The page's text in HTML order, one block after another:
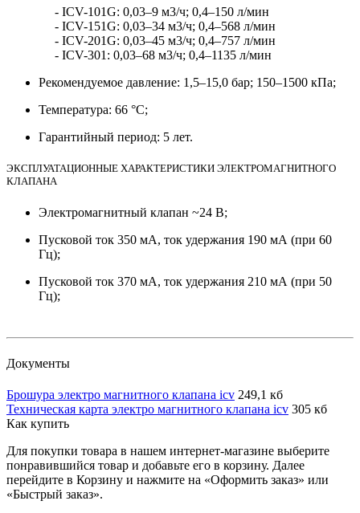
- ICV-101G: 0,03–9 м3/ч; 0,4–150 л/мин
- ICV-151G: 0,03–34 м3/ч; 0,4–568 л/мин
- ICV-201G: 0,03–45 м3/ч; 0,4–757 л/мин
- ICV-301: 0,03–68 м3/ч; 0,4–1135 л/мин
Рекомендуемое давление: 1,5–15,0 бар; 150–1500 кПа;
Температура: 66 °C;
Гарантийный период: 5 лет.
ЭКСПЛУАТАЦИОННЫЕ ХАРАКТЕРИСТИКИ ЭЛЕКТРОМАГНИТНОГО
КЛАПАНА
Электромагнитный клапан ~24 В;
Пусковой ток 350 мА, ток удержания 190 мА (при 60
Гц);
Пусковой ток 370 мА, ток удержания 210 мА (при 50
Гц);
Документы
Брошура электро магнитного клапана icv 249,1 кб
Техническая карта электро магнитного клапана icv 305 кб
Как купить
Для покупки товара в нашем интернет-магазине выберите
понравившийся товар и добавьте его в корзину. Далее
перейдите в Корзину и нажмите на «Оформить заказ» или
«Быстрый заказ».